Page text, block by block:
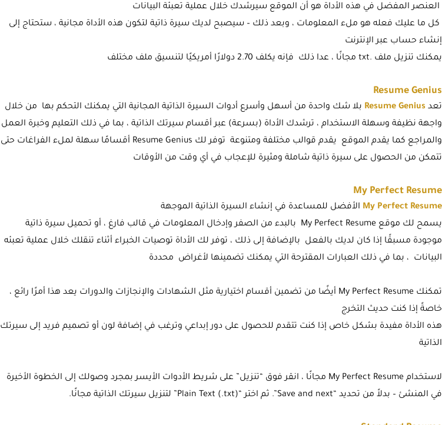
العنصر المفضل في هذه الأداة هو أن الموقع سيرشدك خلال عملية تعبئة البيانات
كل ما عليك فعله هو ملء المعلومات ، وبعد ذلك – سيصبح لديك سيرة ذاتية لتكون هذه الأداة مجانية ، ستحتاج إلى
إنشاء حساب عبر الإنترنت
يمكنك تنزيل ملف .txt مجانًا ، عدا ذلك فإنه يكلف 2.70 دولارًا أمريكيًا لتنسيق ملف مختلف
Resume Genius
تعد Resume Genius بلا شك واحدة من أسهل وأسرع أدوات السيرة الذاتية المجانية التي يمكنك التحكم بها من خلال
واجهة نظيفة وسهلة الاستخدام ، ترشدك الأداة (بسرعة) عبر أقسام سيرتك الذاتية ، بما في ذلك التعليم وخبرة العمل
والمراجع كما يقدم الموقع يقدم قوالب مختلفة ومتنوعة توفر لك Resume Genius أقسامًا سهلة لملء الفراغات حتى
تتمكن من الحصول على سيرة ذاتية شاملة ومثيرة للإعجاب في أي وقت من الأوقات
My Perfect Resume
My Perfect Resume الأفضل للمساعدة في إنشاء السيرة الذاتية الموجهة
يسمح لك موقع My Perfect Resume بالبدء من الصفر وإدخال المعلومات في قالب فارغ ، أو تحميل سيرة ذاتية
موجودة مسبقًا إذا كان لديك بالفعل بالإضافة إلى ذلك ، توفر لك الأداة توصيات الخبراء أثناء تنقلك خلال عملية تعبئه
البيانات ، بما في ذلك العبارات المقترحة التي يمكنك تضمينها لأغراض محددة
تمكنك My Perfect Resume أيضًا من تضمين أقسام اختيارية مثل الشهادات والإنجازات والدورات يعد هذا أمرًا رائع ،
خاصةً إذا كنت حديث التخرج
هذه الأداة مفيدة بشكل خاص إذا كنت تتقدم للحصول على دور إبداعي وترغب في إضافة لون أو تصميم فريد إلى سيرتك
الذاتية
لاستخدام My Perfect Resume مجانًا ، انقر فوق “تنزيل” على شريط الأدوات الأيسر بمجرد وصولك إلى الخطوة الأخيرة
في المنشئ – بدلاً من تحديد “Save and next”. ثم اختر “Plain Text (.txt)” لتنزيل سيرتك الذاتية مجانًا.